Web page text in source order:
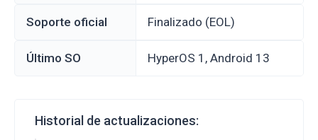
Soporte oficial Finalizado (EOL)
Último SO HyperOS 1, Android 13
Historial de actualizaciones: